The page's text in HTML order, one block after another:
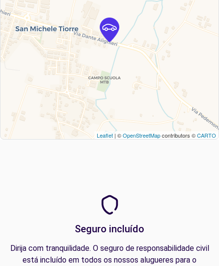
Leaflet | ©OpenStreetMapcontributors ©CARTO
Seguro incluído
Dirija com tranquilidade. O seguro de responsabilidade civil
está incluído em todos os nossos alugueres para o